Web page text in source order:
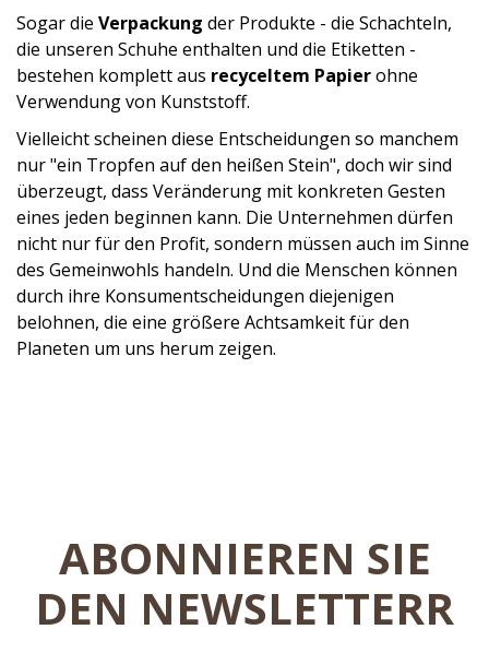
Sogar die Verpackung der Produkte - die Schachteln,
die unseren Schuhe enthalten und die Etiketten -
bestehen komplett aus recyceltem Papierohne
Verwendung von Kunststoff.
Vielleicht scheinen diese Entscheidungen so manchem
nur "ein Tropfen auf den heißen Stein", doch wir sind
überzeugt, dass Veränderung mit konkreten Gesten
eines jeden beginnen kann. Die Unternehmen dürfen
nicht nur für den Profit, sondern müssen auch im Sinne
des Gemeinwohls handeln. Und die Menschen können
durch ihre Konsumentscheidungen diejenigen
belohnen, die eine größere Achtsamkeit für den
Planeten um uns herum zeigen.
ABONNIEREN SIE
DEN NEWSLETTERR